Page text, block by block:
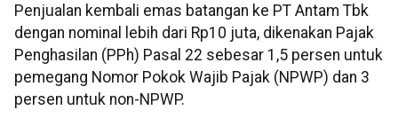
Penjualan kembali emas batangan ke PT Antam Tbk
dengan nominal lebih dari Rp10 juta, dikenakan Pajak
Penghasilan (PPh) Pasal 22 sebesar 1,5 persen untuk
pemegang Nomor Pokok Wajib Pajak (NPWP) dan 3
persen untuk non-NPWP.